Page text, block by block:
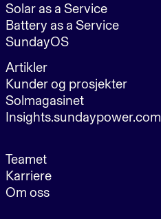
Solar as a Service
Battery as a Service
SundayOS
Artikler
Kunder og prosjekter
Solmagasinet
Insights.sundaypower.com
Teamet
Karriere
Om oss